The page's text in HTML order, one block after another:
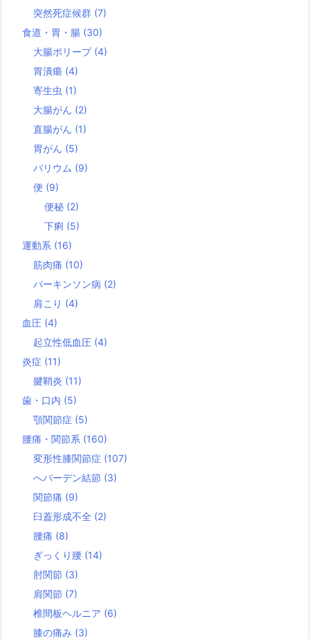
突然死症候群 (7)
食道・胃・腸 (30)
大腸ポリープ (4)
胃潰瘍 (4)
寄生虫 (1)
大腸がん (2)
直腸がん (1)
胃がん (5)
バリウム (9)
便 (9)
便秘 (2)
下痢 (5)
運動系 (16)
筋肉痛 (10)
パーキンソン病 (2)
肩こり (4)
血圧 (4)
起立性低血圧 (4)
炎症 (11)
腱鞘炎 (11)
歯・口内 (5)
顎関節症 (5)
腰痛・関節系 (160)
変形性膝関節症 (107)
へバーデン結節 (3)
関節痛 (9)
臼蓋形成不全 (2)
腰痛 (8)
ぎっくり腰 (14)
肘関節 (3)
肩関節 (7)
椎間板ヘルニア (6)
膝の痛み (3)